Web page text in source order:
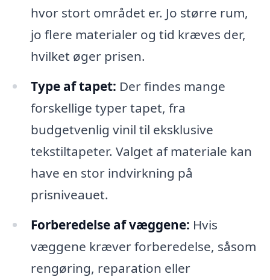
hvor stort området er. Jo større rum,
jo flere materialer og tid kræves der,
hvilket øger prisen.
Type af tapet: Der findes mange
forskellige typer tapet, fra
budgetvenlig vinil til eksklusive
tekstiltapeter. Valget af materiale kan
have en stor indvirkning på
prisniveauet.
Forberedelse af væggene: Hvis
væggene kræver forberedelse, såsom
rengøring, reparation eller